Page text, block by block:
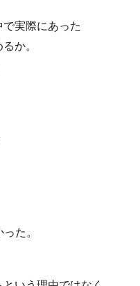
実際にあった
か。
た。